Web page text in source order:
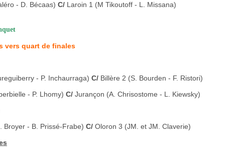
- D. Bécaas) C/ Laroin 1 (M Tikoutoff - L. Missana)
vers quart de finales
- P. Inchaurraga) C/ Billère 2 (S. Bourden - F. Ristori)
- P. Lhomy) C/ Jurançon (A. Chrisostome - L. Kiewsky)
Broyer - B. Prissé-Frabe) C/ Oloron 3 (JM. et JM. Claverie)